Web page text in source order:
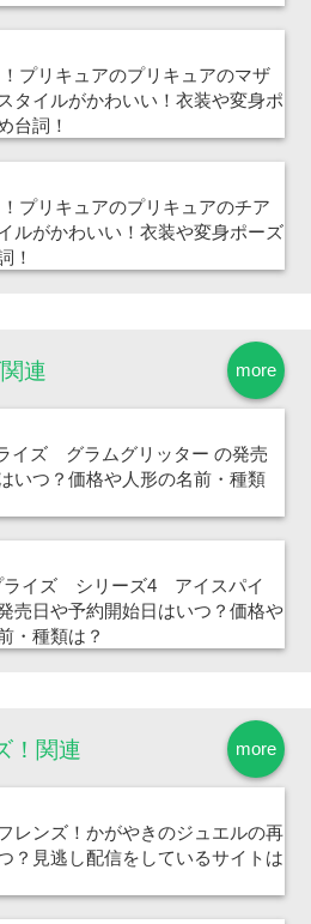
プリキュアのプリキュアのマザ
タイルがかわいい！衣装や変身ポ
台詞！
プリキュアのプリキュアのチア
ルがかわいい！衣装や変身ポーズ
！
more
連
イズ グラムグリッター の発売
いつ？価格や人形の名前・種類
ライズ シリーズ4 アイスパイ
売日や予約開始日はいつ？価格や
・種類は？
more
！関連
レンズ！かがやきのジュエルの再
？見逃し配信をしているサイトは